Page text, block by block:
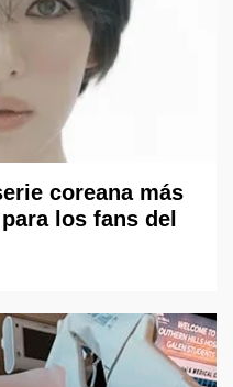
coreana más
los fans del